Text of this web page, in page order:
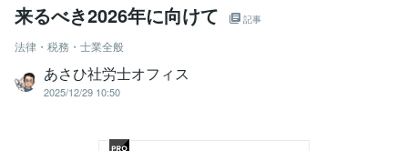
来るべき2026年に向けて 記事
法律・税務・士業全般
あさひ社労士オフィス
2025/12/29 10:50